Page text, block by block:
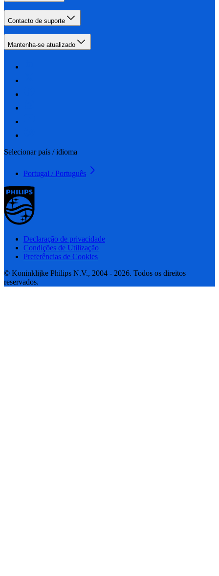
Contacto de suporte
Mantenha-se atualizado
Selecionar país / idioma
Portugal / Português
Declaração de privacidade
Condições de Utilização
Preferências de Cookies
© Koninklijke Philips N.V., 2004 - 2026. Todos os direitos
reservados.